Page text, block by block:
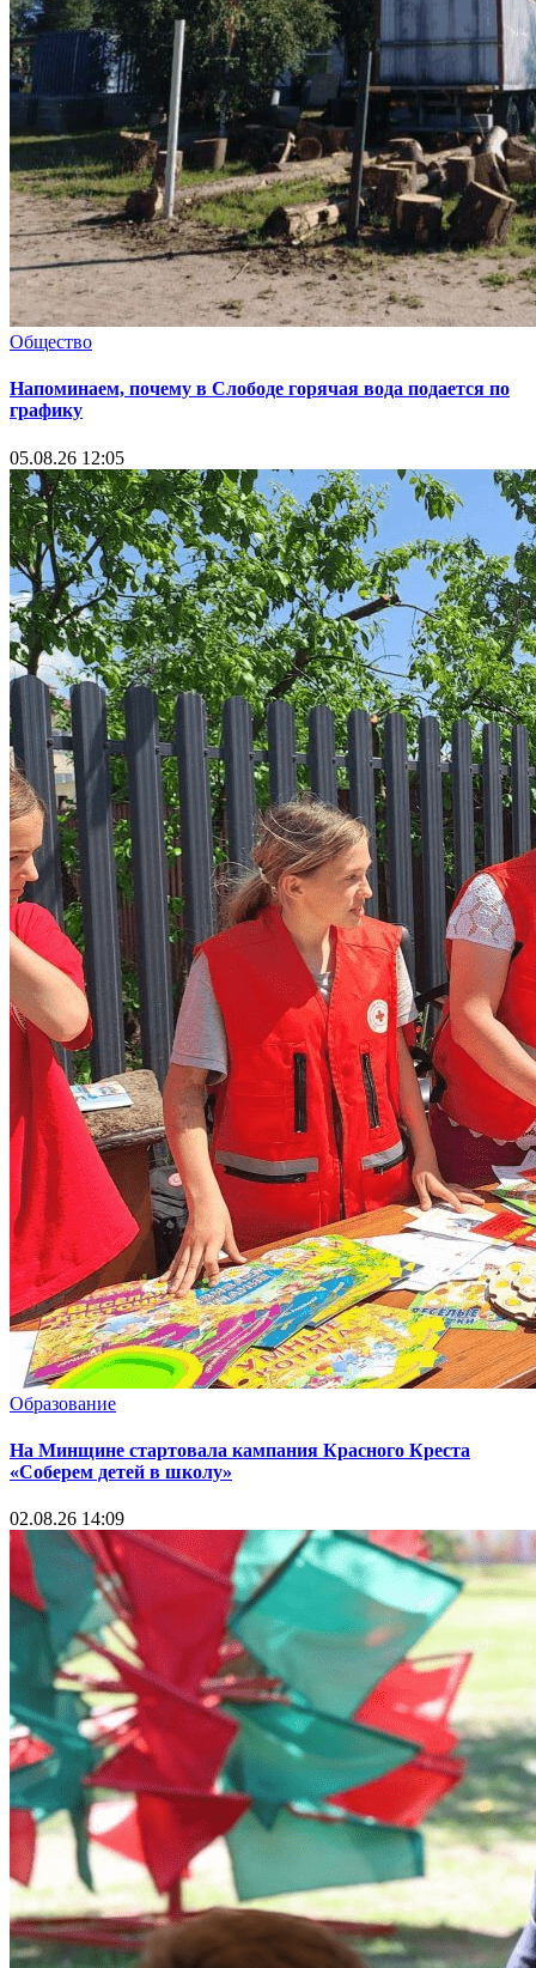
Общество
Напоминаем, почему в Слободе горячая вода подается по
графику
05.08.26 12:05
Образование
На Минщине стартовала кампания Красного Креста
«Соберем детей в школу»
02.08.26 14:09